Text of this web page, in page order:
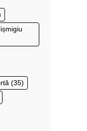
(35)